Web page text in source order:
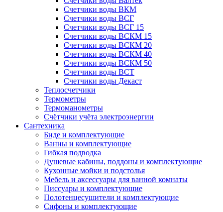
Счетчики воды ВКМ
Счетчики воды ВСГ
Счетчики воды ВСГ 15
Счетчики воды ВСКМ 15
Счетчики воды ВСКМ 20
Счетчики воды ВСКМ 40
Счетчики воды ВСКМ 50
Счетчики воды ВСТ
Счетчики воды Декаст
Теплосчетчики
Термометры
Термоманометры
Счётчики учёта электроэнергии
Сантехника
Биде и комплектующие
Ванны и комплектующие
Гибкая подводка
Душевые кабины, поддоны и комплектующие
Кухонные мойки и подстолья
Мебель и аксессуары для ванной комнаты
Писсуары и комплектующие
Полотенцесушители и комплектующие
Сифоны и комплектующие